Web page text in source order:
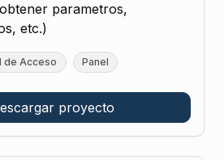
parametros,
etc.)
de Acceso Panel
proyecto